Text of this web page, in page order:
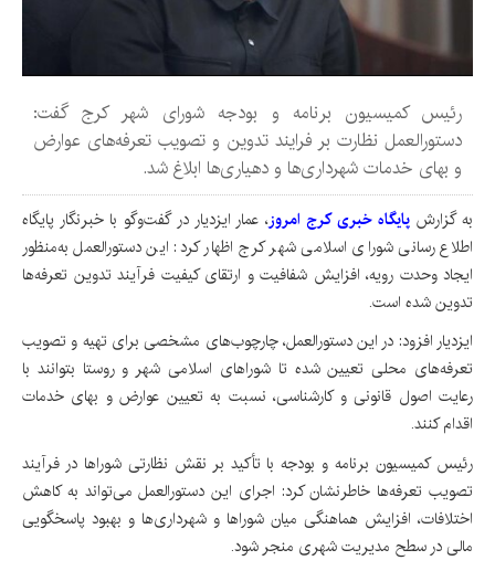
رئیس کمیسیون برنامه و بودجه شورای شهر کرج گفت:
دستورالعمل نظارت بر فرایند تدوین و تصویب تعرفه‌های عوارض
و بهای خدمات شهرداری‌ها و دهیاری‌ها ابلاغ شد.
به گزارش پایگاه خبری کرج امروز، عمار ایزدیار در گفت‌وگو با خبرنگار پایگاه
اطلاع رسانی شورای اسلامی شهر کرج اظهار کرد: این دستورالعمل به‌منظور
ایجاد وحدت رویه، افزایش شفافیت و ارتقای کیفیت فرآیند تدوین تعرفه‌ها
تدوین شده است.
ایزدیار افزود: در این دستورالعمل، چارچوب‌های مشخصی برای تهیه و تصویب
تعرفه‌های محلی تعیین شده تا شوراهای اسلامی شهر و روستا بتوانند با
رعایت اصول قانونی و کارشناسی، نسبت به تعیین عوارض و بهای خدمات
اقدام کنند.
رئیس کمیسیون برنامه و بودجه با تأکید بر نقش نظارتی شوراها در فرآیند
تصویب تعرفه‌ها خاطرنشان کرد: اجرای این دستورالعمل می‌تواند به کاهش
اختلافات، افزایش هماهنگی میان شوراها و شهرداری‌ها و بهبود پاسخگویی
مالی در سطح مدیریت شهری منجر شود.